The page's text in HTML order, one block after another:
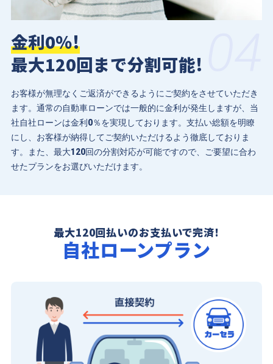
金利0％!
最大120回まで分割可能!
お客様が無理なくご返済ができるようにご契約をさせていただき
ます。通常の自動車ローンでは一般的に金利が発生しますが、当
社自社ローンは金利0％を実現しております。支払い総額を明瞭
にし、お客様が納得してご契約いただけるよう徹底しておりま
す。また、最大120回の分割対応が可能ですので、ご要望に合わ
せたプランをお選びいただけます。
最大120回払いのお支払いで完済!
自社ローンプラン